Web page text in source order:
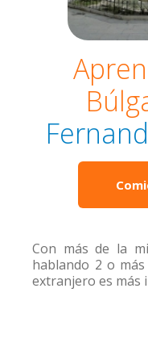
Con más de la
hablando 2 o
extranjero es más